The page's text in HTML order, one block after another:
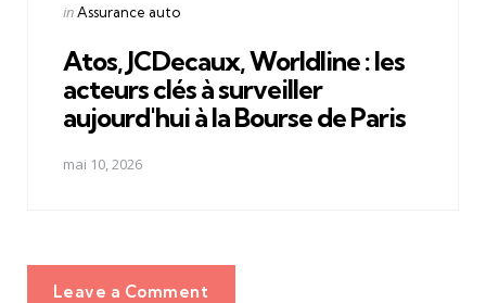
Posted
inAssurance auto
Atos, JCDecaux, Worldline : les
acteurs clés à surveiller
aujourd'hui à la Bourse de Paris
mai 10, 2026
Leave a Comment